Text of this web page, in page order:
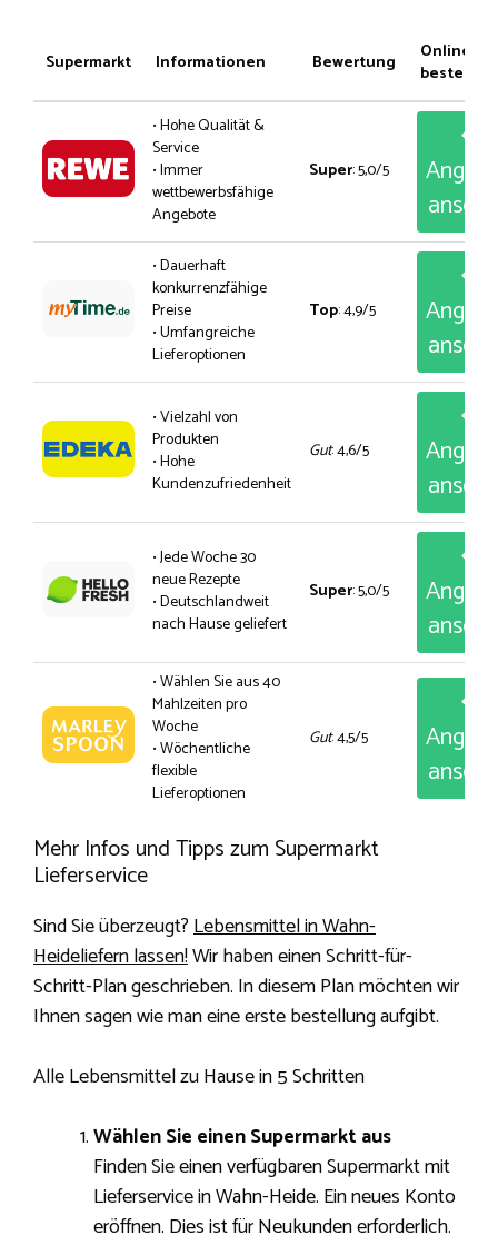
Supermarkt Informationen Bewertung
Online
bestellen
• Hohe Qualität &
Service
• Immer
wettbewerbsfähige
Angebote
Super: 5,0/5
• Dauerhaft
konkurrenzfähige
Preise
• Umfangreiche
Lieferoptionen
Top: 4,9/5
• Vielzahl von
Produkten
• Hohe
Kundenzufriedenheit
Gut: 4,6/5
• Jede Woche 30
neue Rezepte
• Deutschlandweit
nach Hause geliefert
Super: 5,0/5
• Wählen Sie aus 40
Mahlzeiten pro
Woche
• Wöchentliche
flexible
Lieferoptionen
Gut: 4,5/5
Mehr Infos und Tipps zum Supermarkt
Lieferservice
Sind Sie überzeugt?Lebensmittel in Wahn-
Heideliefern lassen!Wir haben einen Schritt-für-
Schritt-Plan geschrieben. In diesem Plan möchten wir
Ihnen sagen wie man eine erste bestellung aufgibt.
Alle Lebensmittel zu Hause in 5 Schritten
Wählen Sie einen Supermarkt aus
Finden Sie einen verfügbaren Supermarkt mit
Lieferservice in Wahn-Heide. Ein neues Konto
eröffnen. Dies ist für Neukunden erforderlich.